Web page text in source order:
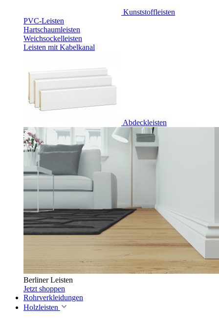
Kunststoffleisten
PVC-Leisten
Hartschaumleisten
Weichsockelleisten
Leisten mit Kabelkanal
Abdeckleisten
Berliner Leisten
Jetzt shoppen
Rohrverkleidungen
Holzleisten